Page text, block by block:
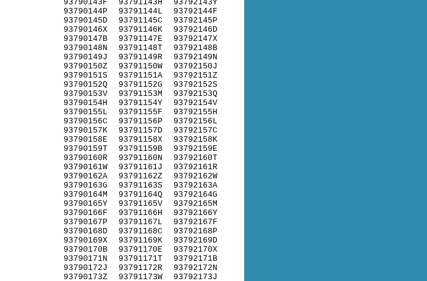
93790143F
93790144P
93790145D
93790146X
93790147B
93790148N
93790149J
93790150Z
93790151S
93790152Q
93790153V
93790154H
93790155L
93790156C
93790157K
93790158E
93790159T
93790160R
93790161W
93790162A
93790163G
93790164M
93790165Y
93790166F
93790167P
93790168D
93790169X
93790170B
93790171N
93790172J
93790173Z
93791143H
93791144L
93791145C
93791146K
93791147E
93791148T
93791149R
93791150W
93791151A
93791152G
93791153M
93791154Y
93791155F
93791156P
93791157D
93791158X
93791159B
93791160N
93791161J
93791162Z
93791163S
93791164Q
93791165V
93791166H
93791167L
93791168C
93791169K
93791170E
93791171T
93791172R
93791173W
93792143Y
93792144F
93792145P
93792146D
93792147X
93792148B
93792149N
93792150J
93792151Z
93792152S
93792153Q
93792154V
93792155H
93792156L
93792157C
93792158K
93792159E
93792160T
93792161R
93792162W
93792163A
93792164G
93792165M
93792166Y
93792167F
93792168P
93792169D
93792170X
93792171B
93792172N
93792173J